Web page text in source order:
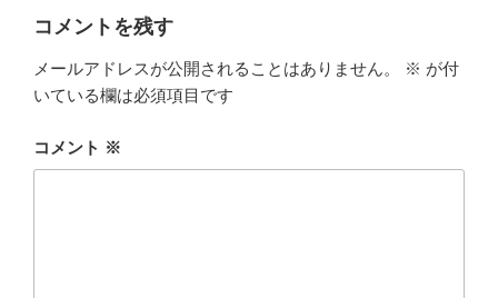
コメントを残す
メールアドレスが公開されることはありません。 ※ が付
いている欄は必須項目です
コメント ※